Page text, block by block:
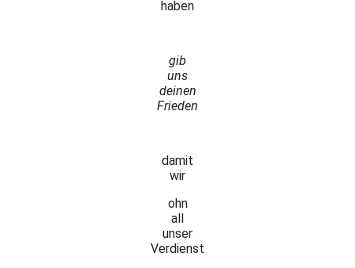
haben
gib
uns
deinen
Frieden
damit
wir
ohn
all
unser
Verdienst